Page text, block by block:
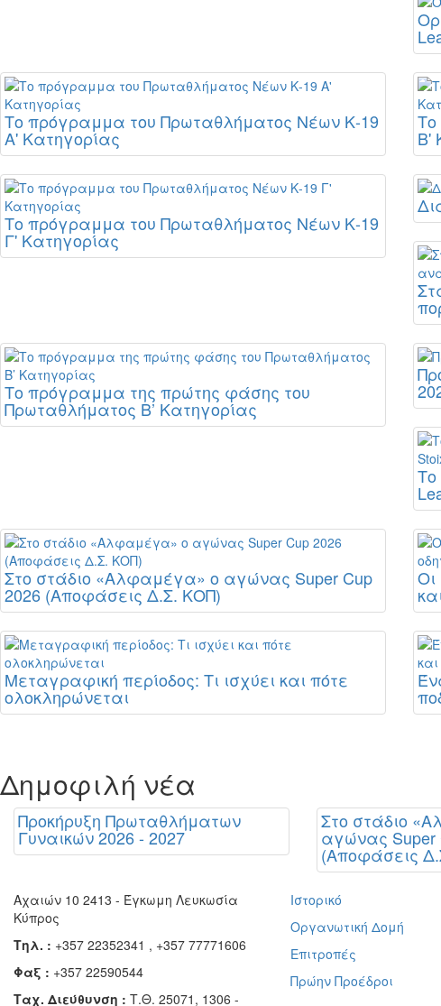
Το πρόγραμμα του Πρωταθλήματος Νέων Κ-19
Α' Κατηγορίας Β'
Το πρόγραμμα του Πρωταθλήματος Νέων Κ-19
Γ' Κατηγορίας
Το πρόγραμμα της πρώτης φάσης του
Πρωταθλήματος Β’ Κατηγορίας
Στο στάδιο «Αλφαμέγα» ο αγώνας Super Cup
2026 (Αποφάσεις Δ.Σ. ΚΟΠ)
Οι
Μεταγραφική περίοδος: Τι ισχύει και πότε
ολοκληρώνεται
Δημοφιλή νέα
Προκήρυξη Πρωταθλήματων
Γυναικών 2026 - 2027
Στο στάδιο
αγώνας Super
(Αποφάσεις
Αχαιών 10 2413 - Έγκωμη Λευκωσία
Κύπρος
Τηλ. : +357 22352341 , +357 77771606
Φαξ : +357 22590544
Ταχ. Διεύθυνση : Τ.Θ. 25071, 1306 -
Ιστορικό
Οργανωτική Δομή
Επιτροπές
Πρώην Προέδροι